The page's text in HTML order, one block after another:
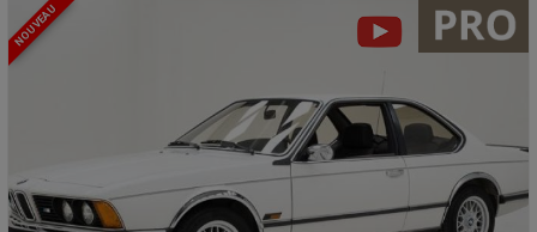
NOUVEAU